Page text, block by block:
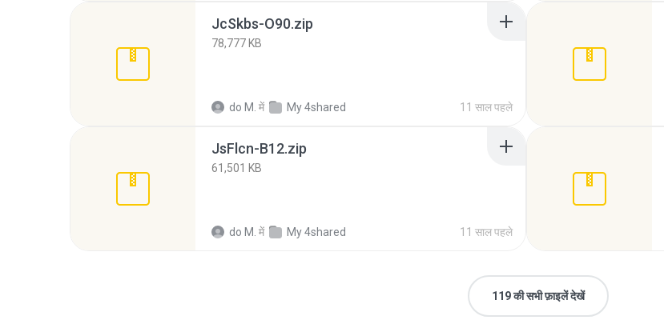
JcSkbs-O90.zip
78,777 KB
do M. में My 4shared 11 साल पहले
JsFlcn-B12.zip
61,501 KB
do M. में My 4shared 11 साल पहले
119 की सभी फ़ाइलें देखें